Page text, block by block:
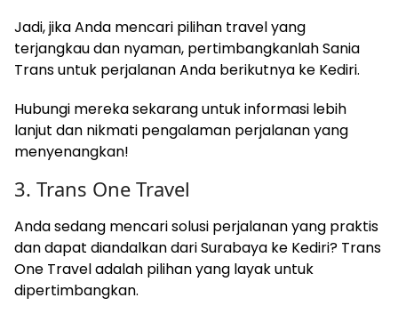
Jadi, jika Anda mencari pilihan travel yang
terjangkau dan nyaman, pertimbangkanlah Sania
Trans untuk perjalanan Anda berikutnya ke Kediri.
Hubungi mereka sekarang untuk informasi lebih
lanjut dan nikmati pengalaman perjalanan yang
menyenangkan!
3. Trans One Travel
Anda sedang mencari solusi perjalanan yang praktis
dan dapat diandalkan dari Surabaya ke Kediri? Trans
One Travel adalah pilihan yang layak untuk
dipertimbangkan.